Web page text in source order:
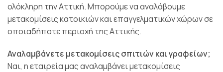
ολόκληρη την Αττική. Μπορούμε να αναλάβουμε
μετακομίσεις κατοικιών και επαγγελματικών χώρων σε
οποιαδήποτε περιοχή της Αττικής.
Αναλαμβάνετε μετακομίσεις σπιτιών και γραφείων;
Ναι, η εταιρεία μας αναλαμβάνει μετακομίσεις